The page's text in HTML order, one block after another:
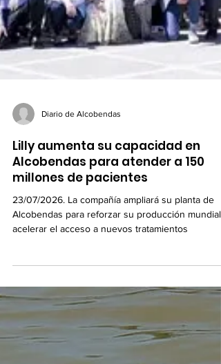
Diario de Alcobendas
Lilly aumenta su capacidad en
Alcobendas para atender a 150
millones de pacientes
acelerar el acceso a nuevos tratamientos